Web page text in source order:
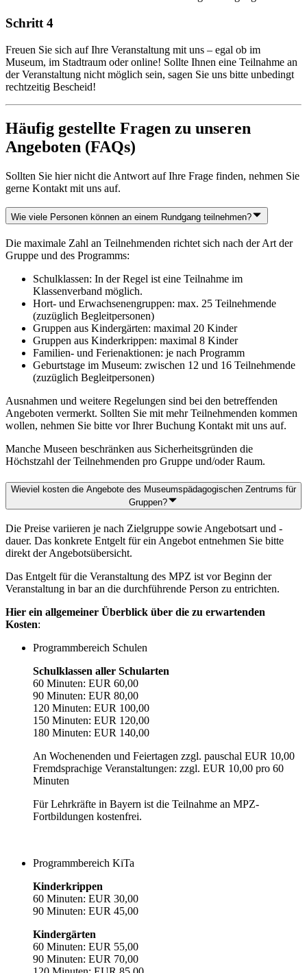
Schritt 4
Freuen Sie sich auf Ihre Veranstaltung mit uns – egal ob im
Museum, im Stadtraum oder online! Sollte Ihnen eine Teilnahme an
der Veranstaltung nicht möglich sein, sagen Sie uns bitte unbedingt
rechtzeitig Bescheid!
Häufig gestellte Fragen zu unseren
Angeboten (FAQs)
Sollten Sie hier nicht die Antwort auf Ihre Frage finden, nehmen Sie
gerne Kontakt mit uns auf.
Wie viele Personen können an einem Rundgang teilnehmen?
Die maximale Zahl an Teilnehmenden richtet sich nach der Art der
Gruppe und des Programms:
Schulklassen: In der Regel ist eine Teilnahme im
Klassenverband möglich.
Hort- und Erwachsenengruppen: max. 25 Teilnehmende
(zuzüglich Begleitpersonen)
Gruppen aus Kindergärten: maximal 20 Kinder
Gruppen aus Kinderkrippen: maximal 8 Kinder
Familien- und Ferienaktionen: je nach Programm
Geburtstage im Museum: zwischen 12 und 16 Teilnehmende
(zuzüglich Begleitpersonen)
Ausnahmen und weitere Regelungen sind bei den betreffenden
Angeboten vermerkt. Sollten Sie mit mehr Teilnehmenden kommen
wollen, nehmen Sie bitte vor Ihrer Buchung Kontakt mit uns auf.
Manche Museen beschränken aus Sicherheitsgründen die
Höchstzahl der Teilnehmenden pro Gruppe und/oder Raum.
Wieviel kosten die Angebote des Museumspädagogischen Zentrums für
Gruppen?
Die Preise variieren je nach Zielgruppe sowie Angebotsart und -
dauer. Das konkrete Entgelt für ein Angebot entnehmen Sie bitte
direkt der Angebotsübersicht.
Das Entgelt für die Veranstaltung des MPZ ist vor Beginn der
Veranstaltung in bar an die durchführende Person zu entrichten.
Hier ein allgemeiner Überblick über die zu erwartenden
Kosten:
Programmbereich Schulen
Schulklassen aller Schularten
60 Minuten: EUR 60,00
90 Minuten: EUR 80,00
120 Minuten: EUR 100,00
150 Minuten: EUR 120,00
180 Minuten: EUR 140,00
An Wochenenden und Feiertagen zzgl. pauschal EUR 10,00
Fremdsprachige Veranstaltungen: zzgl. EUR 10,00 pro 60
Minuten
Für Lehrkräfte in Bayern ist die Teilnahme an MPZ-
Fortbildungen kostenfrei.
Programmbereich KiTa
Kinderkrippen
60 Minuten: EUR 30,00
90 Minuten: EUR 45,00
Kindergärten
60 Minuten: EUR 55,00
90 Minuten: EUR 70,00